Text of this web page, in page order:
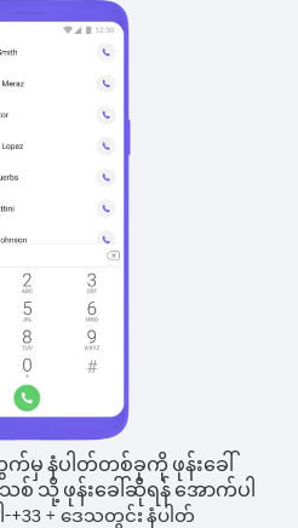
က်မှ နံပါတ်တစ်ခုကို ဖုန်းခေါ်
စ် သို့ ဖုန်းခေါ်ဆိုရန် အောက်ပါ
+33+ ဒေသတွင်း နံပါတ်